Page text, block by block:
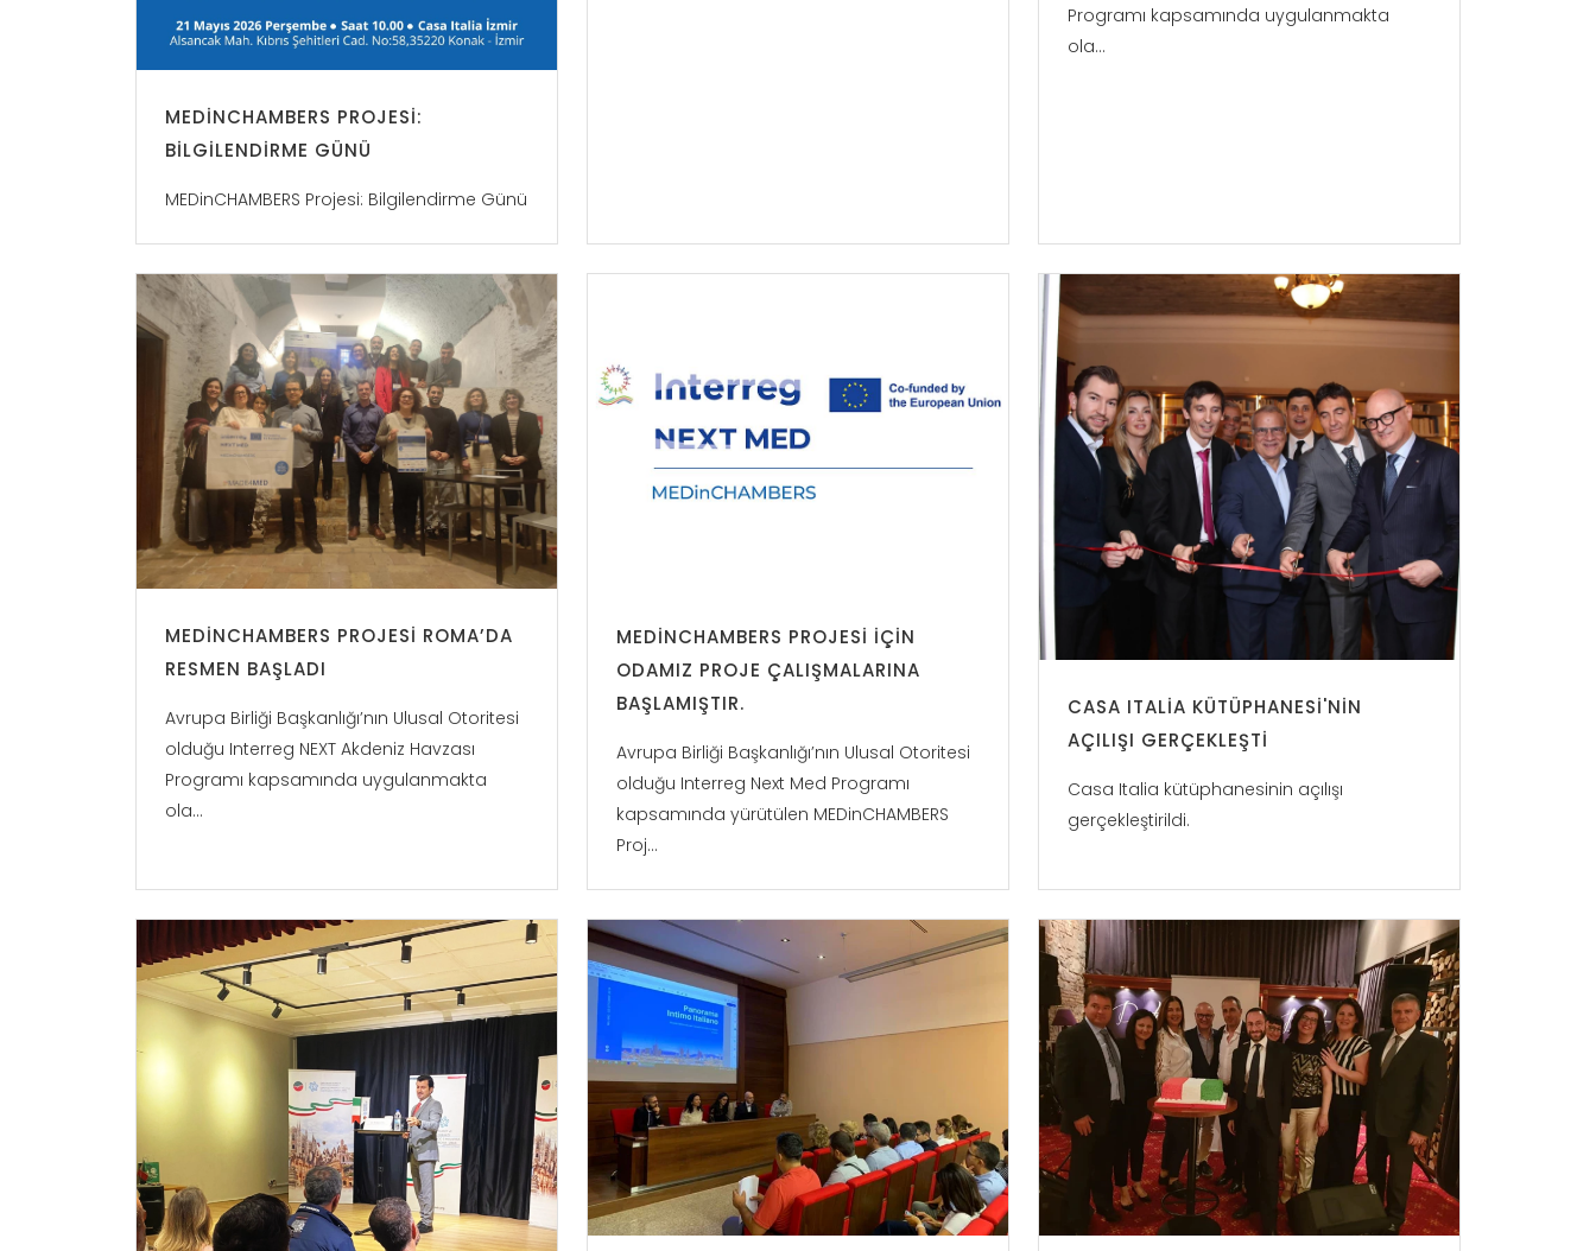
MEDINCHAMBERS PROJESI:
BILGILENDIRME GÜNÜ
MEDinCHAMBERS Projesi: Bilgilendirme Günü
Programı kapsamında uygulanmakta
ola...
MEDINCHAMBERS PROJESI ROMA’DA
RESMEN BAŞLADI
Avrupa Birliği Başkanlığı’nın Ulusal Otoritesi
olduğu Interreg NEXT Akdeniz Havzası
Programı kapsamında uygulanmakta
ola...
MEDINCHAMBERS PROJESI IÇIN
ODAMIZ PROJE ÇALIŞMALARINA
BAŞLAMIŞTIR.
Avrupa Birliği Başkanlığı’nın Ulusal Otoritesi
olduğu Interreg Next Med Programı
kapsamında yürütülen MEDinCHAMBERS
Proj...
CASA ITALIA KÜTÜPHANESI'NIN
AÇILIŞI GERÇEKLEŞTI
Casa Italia kütüphanesinin açılışı
gerçekleştirildi.